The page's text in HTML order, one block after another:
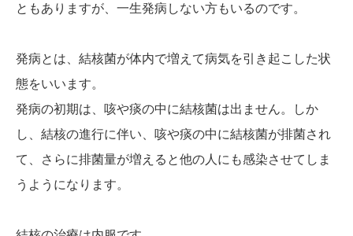
ともありますが、一生発病しない方もいるのです。
発病とは、結核菌が体内で増えて病気を引き起こした状
態をいいます。
発病の初期は、咳や痰の中に結核菌は出ません。しか
し、結核の進行に伴い、咳や痰の中に結核菌が排菌され
て、さらに排菌量が増えると他の人にも感染させてしま
うようになります。